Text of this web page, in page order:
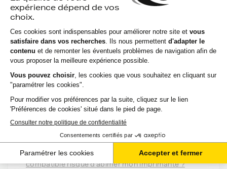
- +
Ajouter au panier
Aide & conseils
Qu'est ce qu'une cartouche compatible ?
Entretien : est-ce qu'utiliser une cartouche
compatible risque d'abimer mon imprimante ?